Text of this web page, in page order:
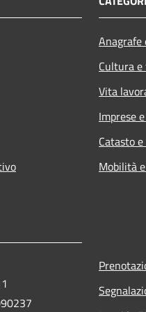
Cultura
Vita
Imprese
Catasto
Mobilità